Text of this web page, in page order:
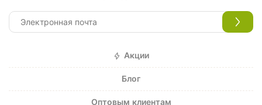
Акции
Блог
Оптовым клиентам